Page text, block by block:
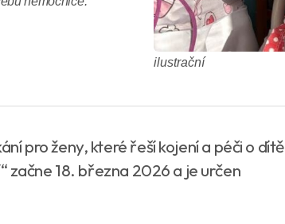
ilustrační
pro ženy, které řeší kojení a péči o dítě
začne 18. března 2026 a je určen